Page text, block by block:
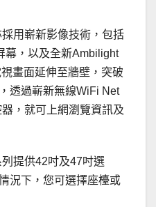
用嶄新影像技術，包括
幕，以及全新Ambilight
畫面延伸至牆壁，突破
透過嶄新無線WiFi Net
，就可上網瀏覽資訊及
提供42吋及47吋選
況下，您可選擇座檯或